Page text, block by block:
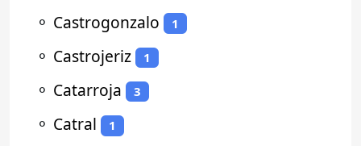
⚬ Castrogonzalo 1
⚬ Castrojeriz 1
⚬ Catarroja 3
⚬ Catral 1